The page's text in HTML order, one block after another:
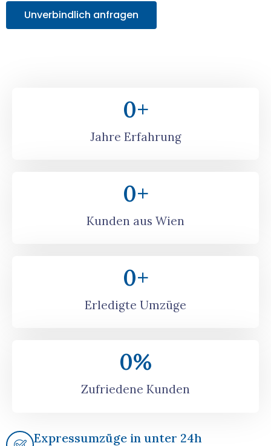
Unverbindlich anfragen
Jahre Erfahrung
0+
Kunden aus Wien
0+
Erledigte Umzüge
0+
Zufriedene Kunden
0%
Expressumzüge in unter 24h